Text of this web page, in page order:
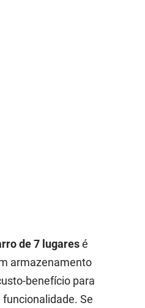
de 7 lugaresé
armazenamento
benefício para
Se